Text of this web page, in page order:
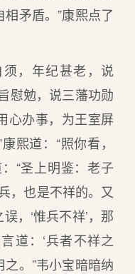
矛盾。”康熙点了
，年纪甚老，说
慰勉，说三藩功勋
心办事，为王室屏
熙道：“照你看，
“圣上明鉴：老子
，也是不祥的。又
误，‘惟兵不祥’，那
道：‘兵者不祥之
。”韦小宝暗暗纳